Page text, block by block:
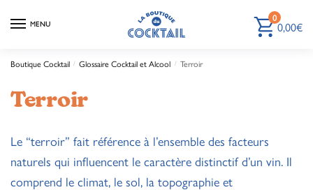
MENU 0
0,00€
Boutique Cocktail / Glossaire Cocktail et Alcool / Terroir
Terroir
Le “terroir” fait référence à l’ensemble des facteurs
naturels qui influencent le caractère distinctif d’un vin. Il
comprend le climat, le sol, la topographie et